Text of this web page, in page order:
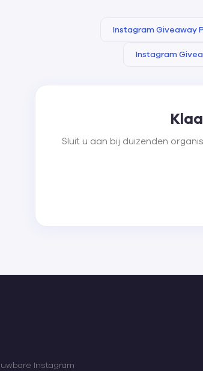
Instagram Giveaway
Instagram
Sluit u aan bij duizenden
Instagram